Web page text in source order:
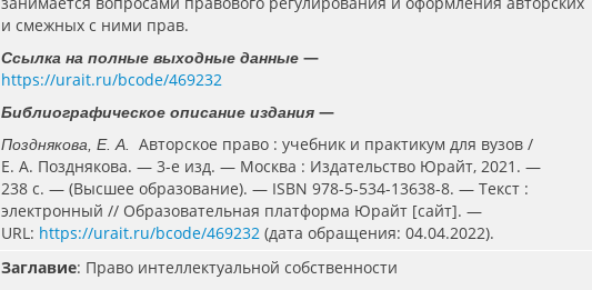
и смежных с ними прав.
Ссылка на полные выходные данные —
https://urait.ru/bcode/469232
Библиографическое описание издания —
Позднякова, Е. А.
Авторское право : учебник и практикум для вузов /
Е. А. Позднякова. — 3-е изд. — Москва : Издательство Юрайт, 2021. —
238 с. — (Высшее образование). — ISBN 978-5-534-13638-8. — Текст :
электронный // Образовательная платформа Юрайт [сайт]. —
URL: https://urait.ru/bcode/469232 (дата обращения: 04.04.2022).
Заглавие: Право интеллектуальной собственности